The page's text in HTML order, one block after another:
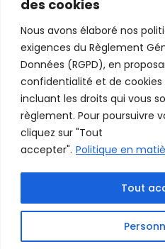
des cookies
Nous avons élaboré nos
exigences du Règlement
Données (RGPD), en
confidentialité et de cookies
incluant les droits qui vous
règlement. Pour poursuivre
cliquez sur "Tout
accepter". Politique en
Tout
Email:sg@ctici.org.tn
Comité des Italiens à
RUE DE SYRIE Imm.le Epi
1002 Tunisi – Tunisia
Email:
Signalements
©2024 – Conçu et